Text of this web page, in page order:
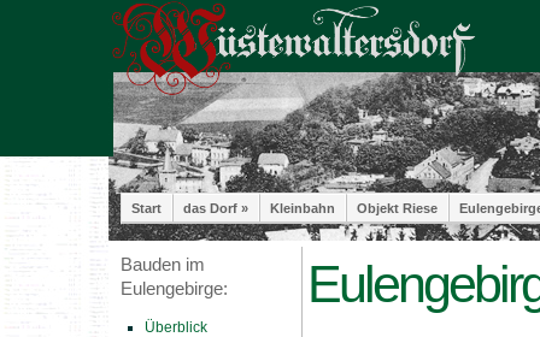
Start das Dorf » Kleinbahn Objekt Riese
Bauden im
Eulengebirge:
Überblick